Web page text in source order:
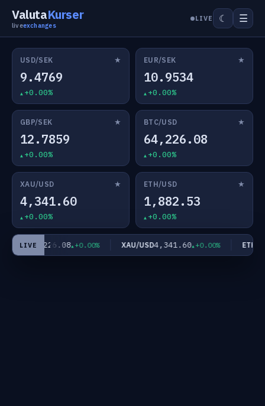
ValutaKurser
liveexchanges
LIVE ☾ ☰
USD/SEK ★
9.4769
+0.00%
EUR/SEK ★
10.9534
+0.00%
GBP/SEK ★
12.7859
+0.00%
BTC/USD ★
64,226.08
+0.00%
XAU/USD ★
4,341.60
+0.00%
ETH/USD ★
1,882.53
+0.00%
LIVE
USD64,226.08 +0.00% XAU/USD4,341.60 +0.00% ETH/